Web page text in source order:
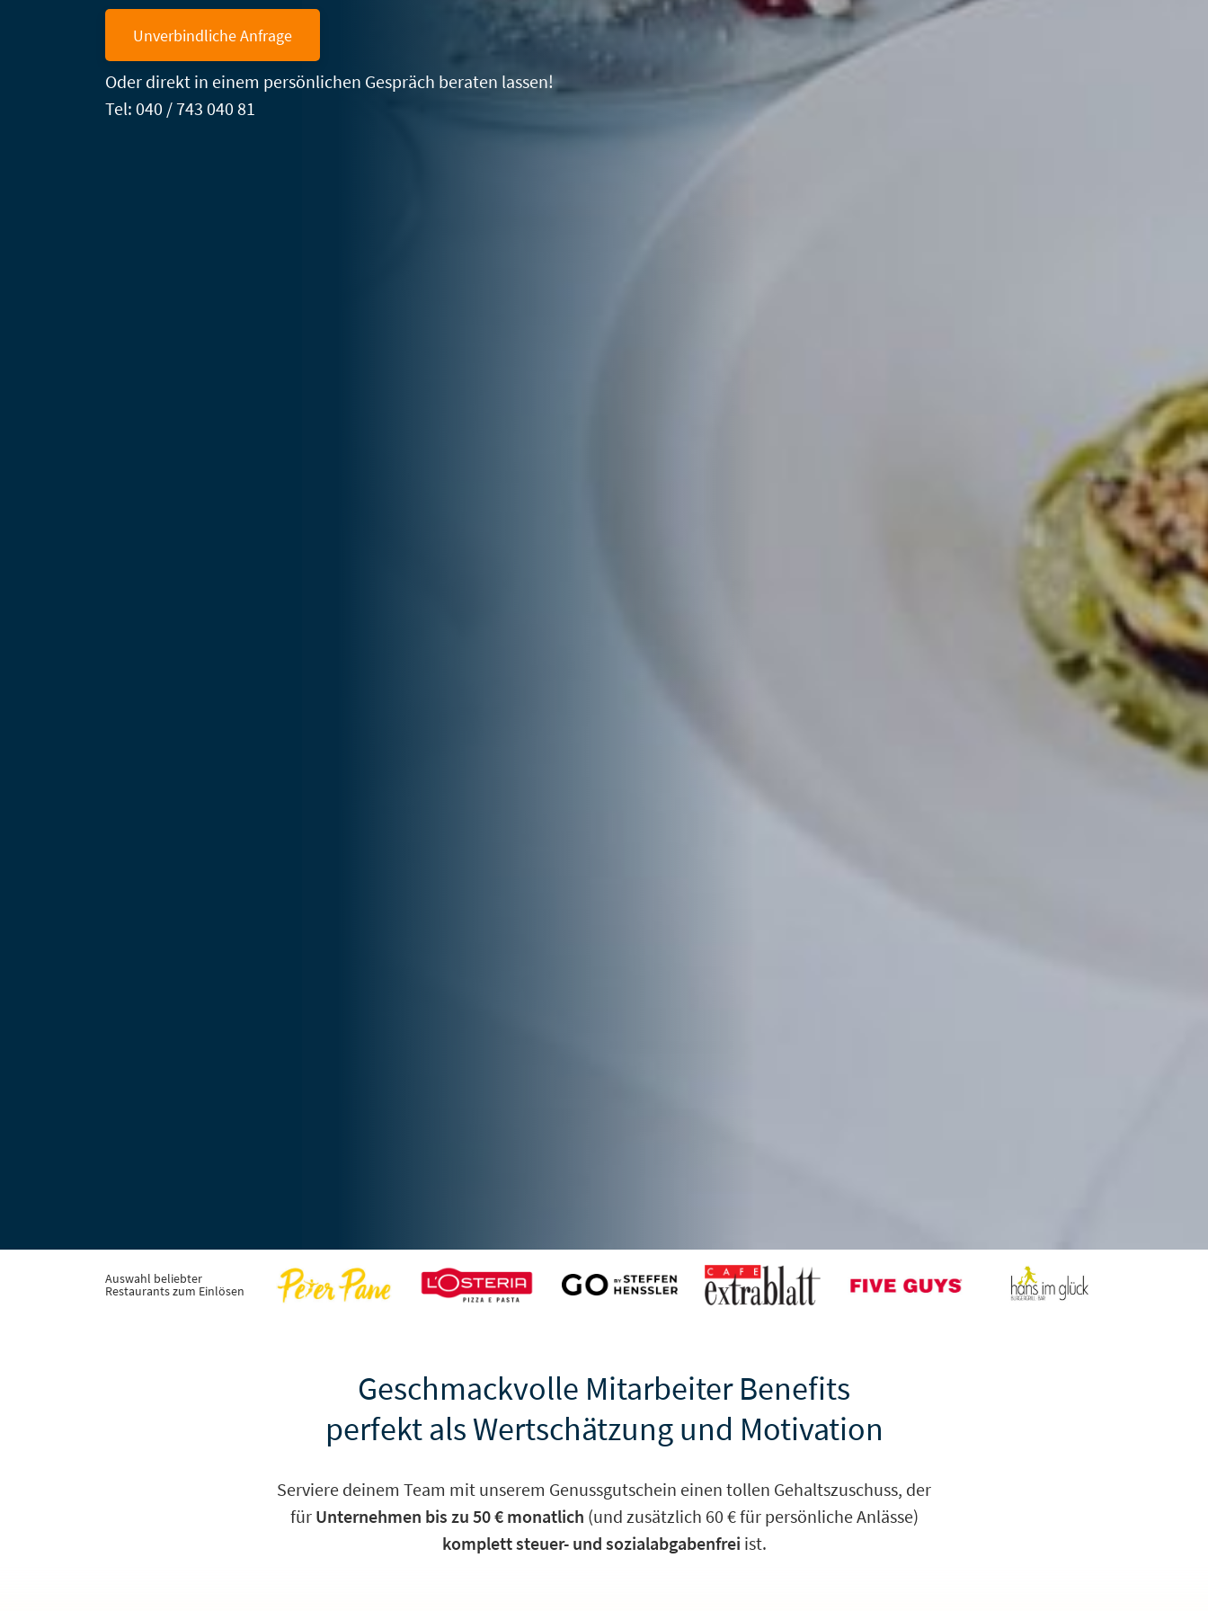
Unverbindliche Anfrage
Oder direkt in einem persönlichen Gespräch beraten lassen!
Tel: 040 / 743 040 81
Auswahl beliebter
Restaurants zum Einlösen
Geschmackvolle Mitarbeiter Benefits
perfekt als Wertschätzung und Motivation
Serviere deinem Team mit unserem Genussgutschein einen tollen Gehaltszuschuss, der
fürUnternehmen bis zu 50 € monatlich (und zusätzlich 60 € für persönliche Anlässe)
komplett steuer- und sozialabgabenfrei ist.